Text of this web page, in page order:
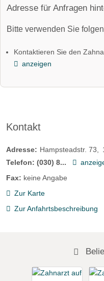
Adresse für Anfragen
Bitte verwenden Sie
Kontaktieren Sie den
anzeigen
Kontakt
Adresse: Hampsteadstr. 73
Telefon: (030) 8...
Fax: keine Angabe
Zur Karte
Zur Anfahrtsbeschreibung